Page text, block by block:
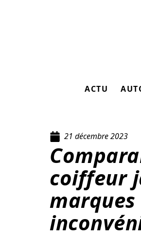
ACTU
21 décembre 2023
coiffeur